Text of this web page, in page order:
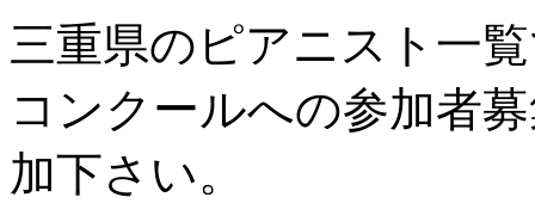
三重県のピアニスト一
コンクールへの参加者
加下さい。